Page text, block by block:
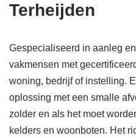
Terheijden
Gespecialiseerd in aanleg en
vakmensen met
woning, bedrijf of instelling.
oplossing met een smalle
zolder en als het moet
kelders en woonboten. Het